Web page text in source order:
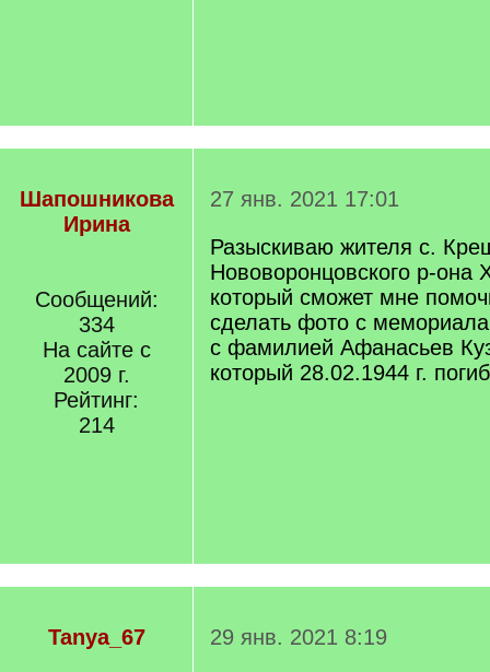
Шапошникова
Ирина
Сообщений:
334
На сайте с
2009 г.
Рейтинг:
214
27 янв. 2021 17:01
Разыскиваю жителя с.
Нововоронцовского р-она
который сможет мне
сделать фото с
с фамилией Афанасьев
который 28.02.1944 г.
Tanya_67
29 янв. 2021 8:19